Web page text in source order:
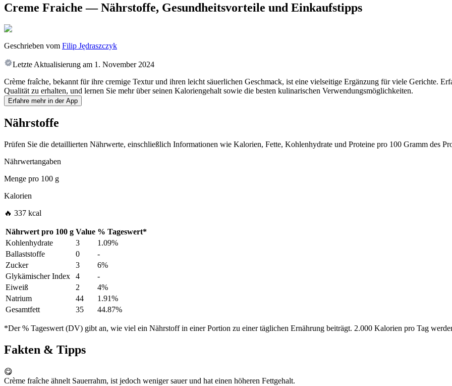
Creme Fraiche — Nährstoffe, Gesundheitsvorteile und Einkaufstipps
Geschrieben vom Filip Jędraszczyk
Letzte Aktualisierung am 1. November 2024
Crème fraîche, bekannt für ihre cremige Textur und ihren leicht säuerlichen Geschmack, ist eine vielseitige Ergänzung für viele Gerichte.
Qualität zu erhalten, und lernen Sie mehr über seinen Kaloriengehalt sowie die besten kulinarischen Verwendungsmöglichkeiten.
Erfahre mehr in der App
Nährstoffe
Prüfen Sie die detaillierten Nährwerte, einschließlich Informationen wie Kalorien, Fette, Kohlenhydrate und Proteine pro 100 Gramm des
Nährwertangaben
Menge pro 100 g
Kalorien
🔥 337 kcal
Nährwert pro 100 g Value % Tageswert*
Kohlenhydrate
3
1.09%
Ballaststoffe
0
-
Zucker
3
6%
Glykämischer Index
4
-
Eiweiß
2
4%
Natrium
44
1.91%
Gesamtfett
35 44.87%
*Der % Tageswert (DV) gibt an, wie viel ein Nährstoff in einer Portion zu einer täglichen Ernährung beiträgt. 2.000 Kalorien pro Tag
Fakten & Tipps
😋
Crème fraîche ähnelt Sauerrahm, ist jedoch weniger sauer und hat einen höheren Fettgehalt.